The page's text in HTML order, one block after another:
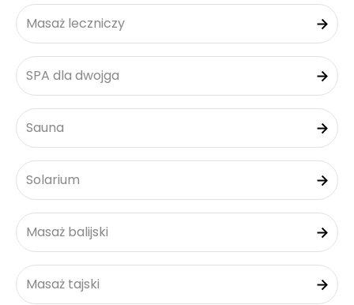
Masaż leczniczy
SPA dla dwojga
Sauna
Solarium
Masaż balijski
Masaż tajski